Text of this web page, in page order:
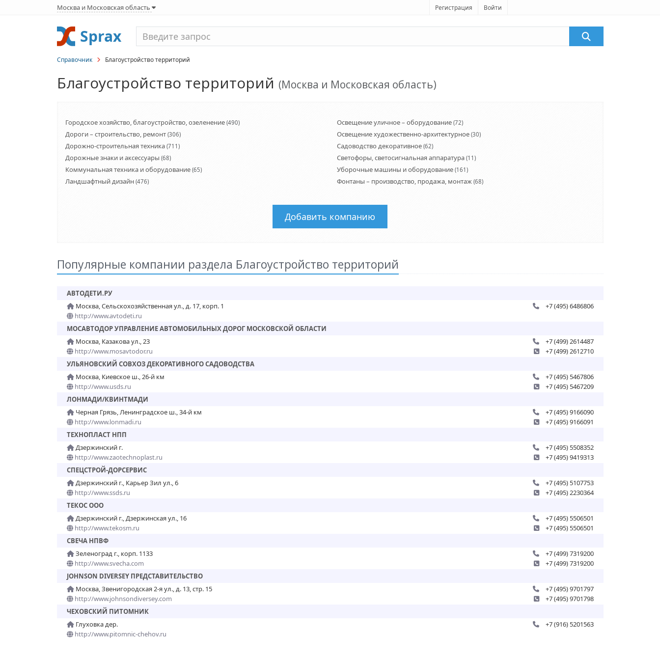
Москва и Московская область Регистрация Войти
Sprax
Справочник Благоустройство территорий
Благоустройство территорий (Москва и Московская область)
Городское хозяйство, благоустройство, озеленение (490)
Дороги – строительство, ремонт (306)
Дорожно-строительная техника (711)
Дорожные знаки и аксессуары (68)
Коммунальная техника и оборудование (65)
Ландшафтный дизайн (476)
Освещение уличное – оборудование (72)
Освещение художественно-архитектурное (30)
Садоводство декоративное (62)
Светофоры, светосигнальная аппаратура (11)
Уборочные машины и оборудование (161)
Фонтаны – производство, продажа, монтаж (68)
Добавить компанию
Популярные компании раздела Благоустройство территорий
АВТОДЕТИ.РУ
Москва, Сельскохозяйственная ул., д. 17, корп. 1
http://www.avtodeti.ru
+7 (495) 6486806
МОСАВТОДОР УПРАВЛЕНИЕ АВТОМОБИЛЬНЫХ ДОРОГ МОСКОВСКОЙ ОБЛАСТИ
Москва, Казакова ул., 23
http://www.mosavtodor.ru
+7 (499) 2614487
+7 (499) 2612710
УЛЬЯНОВСКИЙ СОВХОЗ ДЕКОРАТИВНОГО САДОВОДСТВА
Москва, Киевское ш., 26-й км
http://www.usds.ru
+7 (495) 5467806
+7 (495) 5467209
ЛОНМАДИ/КВИНТМАДИ
Черная Грязь, Ленинградское ш., 34-й км
http://www.lonmadi.ru
+7 (495) 9166090
+7 (495) 9166091
ТЕХНОПЛАСТ НПП
Дзержинский г.
http://www.zaotechnoplast.ru
+7 (495) 5508352
+7 (495) 9419313
СПЕЦСТРОЙ-ДОРСЕРВИС
Дзержинский г., Карьер Зил ул., 6
http://www.ssds.ru
+7 (495) 5107753
+7 (495) 2230364
ТЕКОС ООО
Дзержинский г., Дзержинская ул., 16
http://www.tekosm.ru
+7 (495) 5506501
+7 (495) 5506501
СВЕЧА НПВФ
Зеленоград г., корп. 1133
http://www.svecha.com
+7 (499) 7319200
+7 (499) 7319200
JOHNSON DIVERSEY ПРЕДСТАВИТЕЛЬСТВО
Москва, Звенигородская 2-я ул., д. 13, стр. 15
http://www.johnsondiversey.com
+7 (495) 9701797
+7 (495) 9701798
ЧЕХОВСКИЙ ПИТОМНИК
Глуховка дер.
http://www.pitomnic-chehov.ru
+7 (916) 5201563